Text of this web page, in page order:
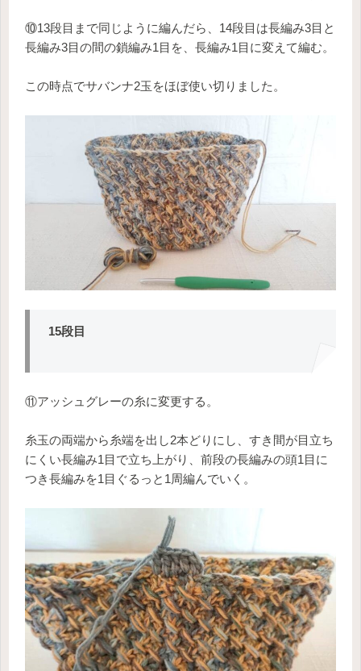
⑩13段目まで同じように編んだら、14段目は長編み3目と
長編み3目の間の鎖編み1目を、長編み1目に変えて編む。
この時点でサバンナ2玉をほぼ使い切りました。
15段目
⑪アッシュグレーの糸に変更する。
糸玉の両端から糸端を出し2本どりにし、すき間が目立ち
にくい長編み1目で立ち上がり、前段の長編みの頭1目に
つき長編みを1目ぐるっと1周編んでいく。